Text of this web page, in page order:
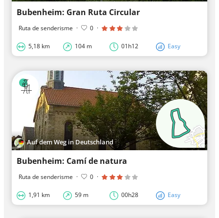
Bubenheim: Gran Ruta Circular
Ruta de senderisme · 0 ·
5,18 km 104 m 01h12 Easy
Auf dem Weg in Deutschland
Bubenheim: Camí de natura
Ruta de senderisme · 0 ·
1,91 km 59 m 00h28 Easy